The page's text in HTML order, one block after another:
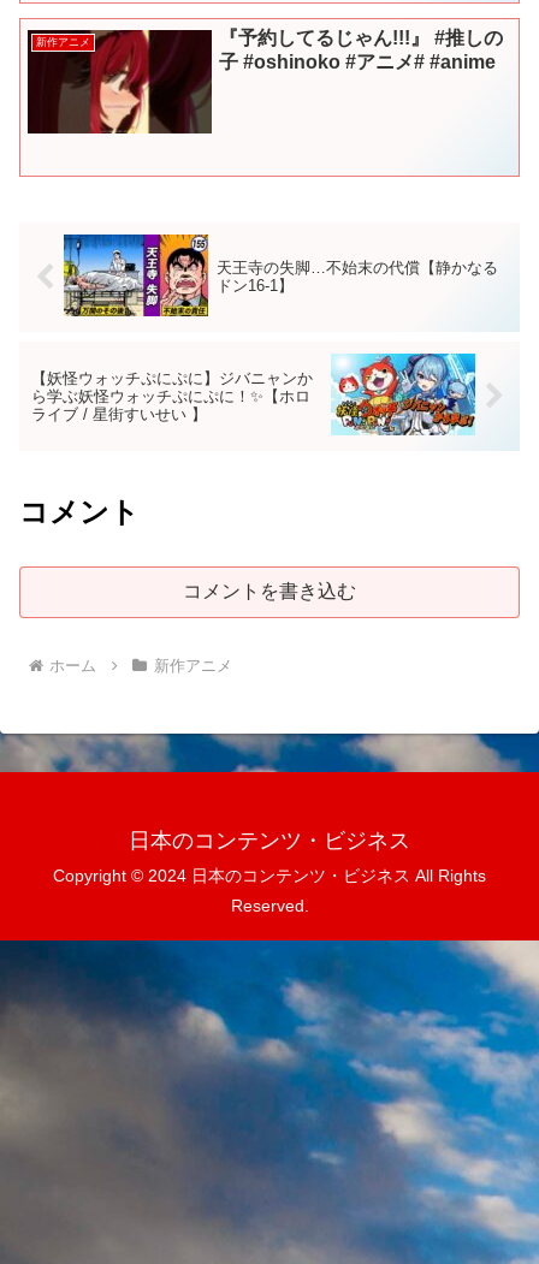
新作アニメ
『予約してるじゃん!!!』 #推しの
子 #oshinoko #アニメ# #anime
天王寺の失脚…不始末の代償【静かなる
ドン16-1】
【妖怪ウォッチぷにぷに】ジバニャンか
ら学ぶ妖怪ウォッチぷにぷに！✨【ホロ
ライブ / 星街すいせい 】
コメント
コメントを書き込む
ホーム 新作アニメ
日本のコンテンツ・ビジネス
Copyright © 2024 日本のコンテンツ・ビジネス All Rights
Reserved.